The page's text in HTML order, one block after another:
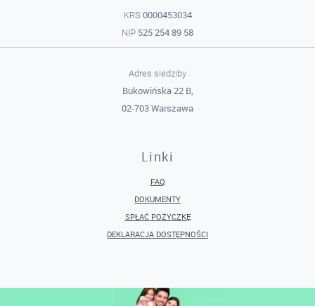
KRS 0000453034
NIP 525 254 89 58
Adres siedziby
Bukowińska 22 B,
02-703 Warszawa
Linki
FAQ
DOKUMENTY
SPŁAĆ POŻYCZKĘ
DEKLARACJA DOSTĘPNOŚCI